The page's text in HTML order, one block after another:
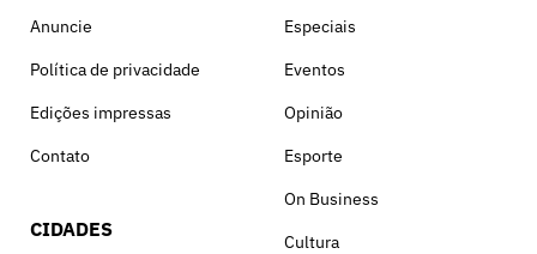
Anuncie
Política de privacidade
Edições impressas
Contato
CIDADES
Especiais
Eventos
Opinião
Esporte
On Business
Cultura